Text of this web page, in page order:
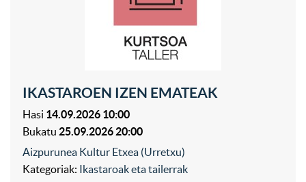
IKASTAROEN IZEN EMATEAK
Hasi 14.09.2026 10:00
Bukatu 25.09.2026 20:00
Aizpurunea Kultur Etxea (Urretxu)
Kategoriak: Ikastaroak eta tailerrak